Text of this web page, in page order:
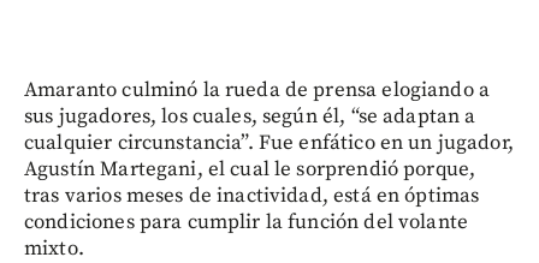
Amaranto culminó la rueda de prensa elogiando a
sus jugadores, los cuales, según él, “se adaptan a
cualquier circunstancia”. Fue enfático en un jugador,
Agustín Martegani, el cual le sorprendió porque,
tras varios meses de inactividad, está en óptimas
condiciones para cumplir la función del volante
mixto.